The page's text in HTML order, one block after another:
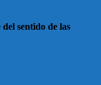
sentido de las